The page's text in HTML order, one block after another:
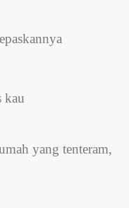
kau
yang tenteram,